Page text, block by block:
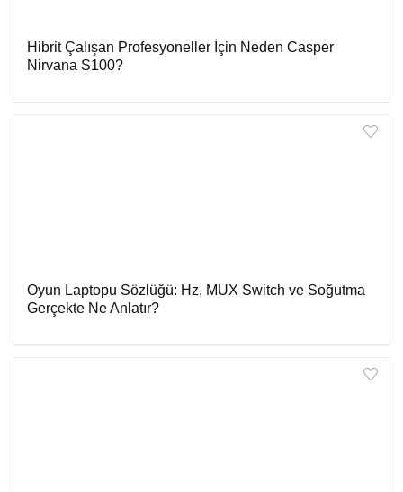
Hibrit Çalışan Profesyoneller İçin Neden Casper
Nirvana S100?
Oyun Laptopu Sözlüğü: Hz, MUX Switch ve Soğutma
Gerçekte Ne Anlatır?